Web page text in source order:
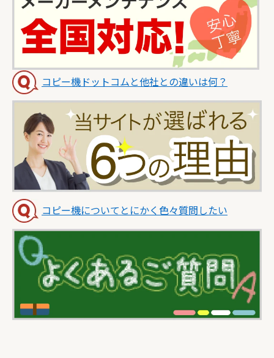
コピー機ドットコムと他社との違いは何？
コピー機についてとにかく色々質問したい